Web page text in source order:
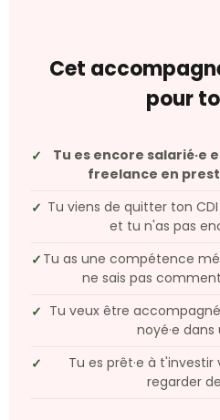
Cet
pour
✓
Tu es encore salarié·e
freelance en
✓ Tu viens de quitter ton
et tu n'as pas
✓ Tu as une compétence
ne sais pas
✓ Tu veux être
noyé·e
✓
Tu es prêt·e à
regarder